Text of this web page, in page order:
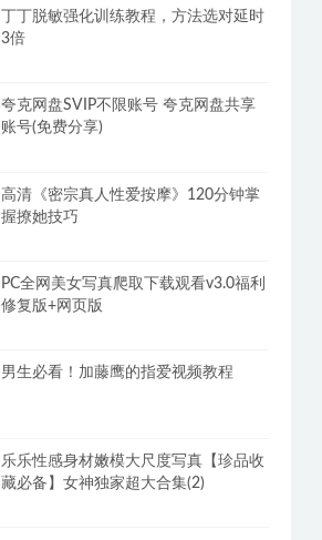
丁丁脱敏强化训练教程，方法选对延时
3倍
夸克网盘SVIP不限账号 夸克网盘共享
账号(免费分享)
高清《密宗真人性爱按摩》120分钟掌
握撩她技巧
PC全网美女写真爬取下载观看v3.0福利
修复版+网页版
男生必看！加藤鹰的指爱视频教程
乐乐性感身材嫩模大尺度写真【珍品收
藏必备】女神独家超大合集(2)